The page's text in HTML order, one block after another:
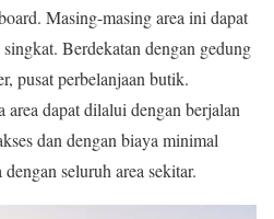
Masing-masing area ini dapat
Berdekatan dengan gedung
pusat perbelanjaan butik.
dapat dilalui dengan berjalan
dan dengan biaya minimal
seluruh area sekitar.